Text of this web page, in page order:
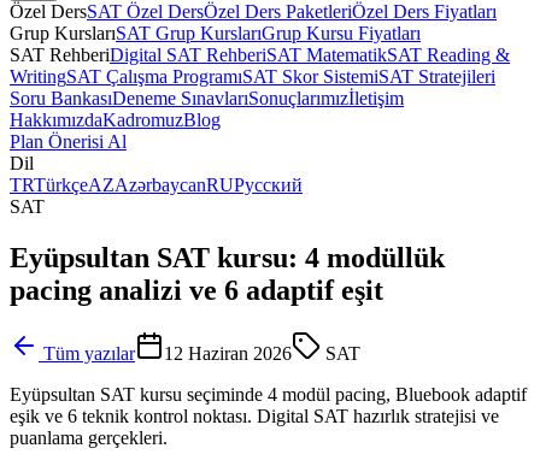
Özel DersSAT Özel DersÖzel Ders PaketleriÖzel Ders Fiyatları
Grup KurslarıSAT Grup KurslarıGrup Kursu Fiyatları
SAT RehberiDigital SAT RehberiSAT MatematikSAT Reading &
WritingSAT Çalışma ProgramıSAT Skor SistemiSAT Stratejileri
Soru BankasıDeneme SınavlarıSonuçlarımızİletişim
HakkımızdaKadromuzBlog
Plan Önerisi Al
Dil
TRTürkçeAZAzərbaycanRUРусский
SAT
Eyüpsultan SAT kursu: 4 modüllük
pacing analizi ve 6 adaptif eşit
Tüm yazılar 12 Haziran 2026
SAT
Eyüpsultan SAT kursu seçiminde 4 modül pacing, Bluebook adaptif
eşik ve 6 teknik kontrol noktası. Digital SAT hazırlık stratejisi ve
puanlama gerçekleri.